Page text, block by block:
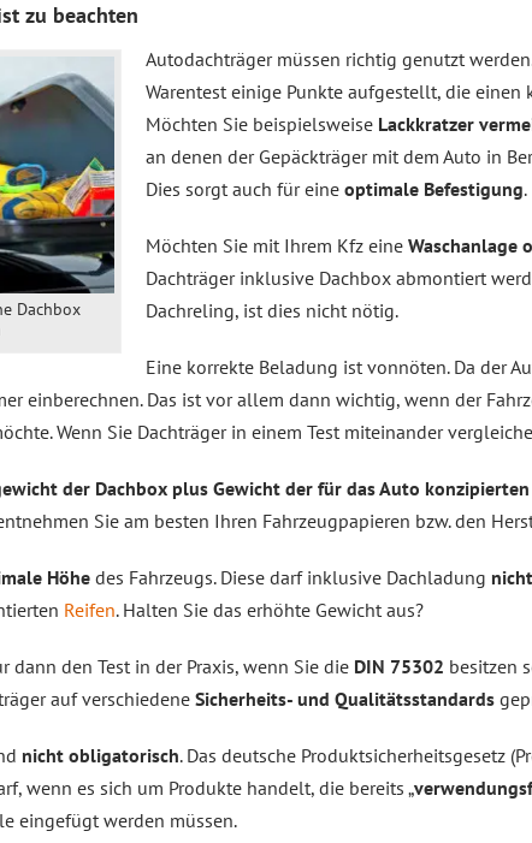
zu beachten
Dachbox
Autodachträger müssen richtig genutzt
Warentest einige Punkte aufgestellt, die einen
Möchten Sie beispielsweise Lackkratzer
an denen der Gepäckträger mit dem Auto in
Dies sorgt auch für eine optimale Befestigung.
Möchten Sie mit Ihrem Kfz eine Waschanlage
Dachträger inklusive Dachbox abmontiert
Dachreling, ist dies nicht nötig.
Eine korrekte Beladung ist vonnöten. Da der
einberechnen. Das ist vor allem dann wichtig, wenn der
Wenn Sie Dachträger in einem Test miteinander
der Dachbox plus Gewicht der für das Auto
Sie am besten Ihren Fahrzeugpapieren bzw. den
Höhedes Fahrzeugs. Diese darf inklusive Dachladung
Reifen. Halten Sie das erhöhte Gewicht aus?
dann den Test in der Praxis, wenn Sie die DIN 75302 besitzen
auf verschiedene Sicherheits- und Qualitätsstandards
nicht obligatorisch. Das deutsche Produktsicherheitsgesetz
wenn es sich um Produkte handelt, die bereits „
eingefügt werden müssen.